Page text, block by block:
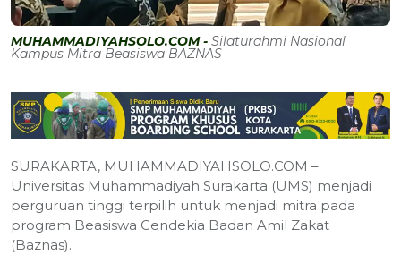
MUHAMMADIYAHSOLO.COM - Silaturahmi Nasional
Kampus Mitra Beasiswa BAZNAS
SURAKARTA, MUHAMMADIYAHSOLO.COM –
Universitas Muhammadiyah Surakarta (UMS) menjadi
perguruan tinggi terpilih untuk menjadi mitra pada
program Beasiswa Cendekia Badan Amil Zakat
(Baznas).